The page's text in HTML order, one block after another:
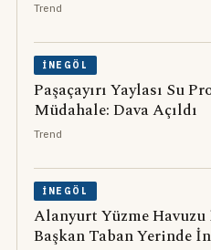
Trend
İNEGÖL
Paşaçayırı Yaylası Su
Müdahale: Dava Açıldı
Trend
İNEGÖL
Alanyurt Yüzme Havuzu
Başkan Taban Yerinde